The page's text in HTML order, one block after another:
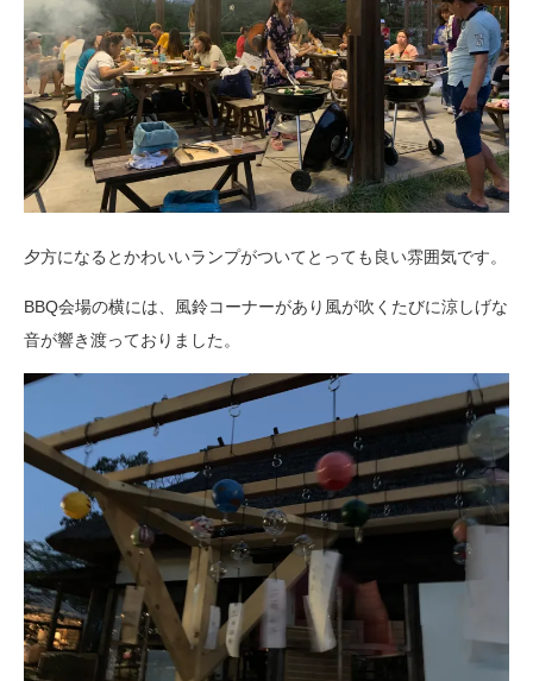
夕方になるとかわいいランプがついてとっても良い雰囲気です。
BBQ会場の横には、風鈴コーナーがあり風が吹くたびに涼しげな
音が響き渡っておりました。